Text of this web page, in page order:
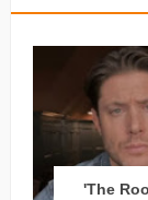
'The